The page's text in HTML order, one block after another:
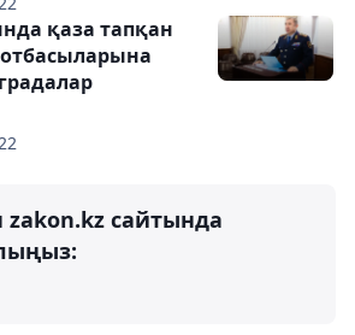
қаза тапқан
сайтында